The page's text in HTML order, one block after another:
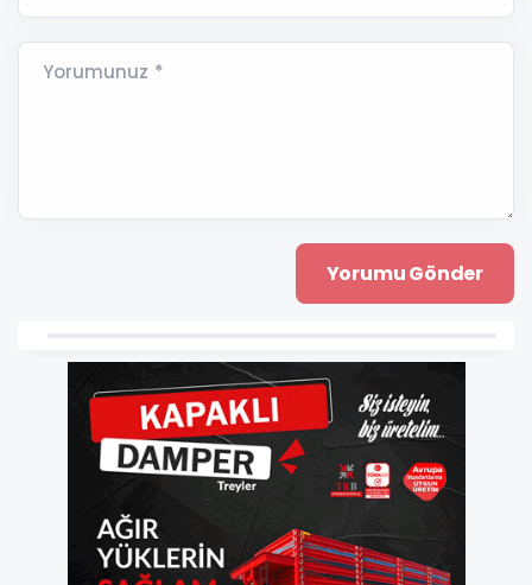
Yorumunuz *